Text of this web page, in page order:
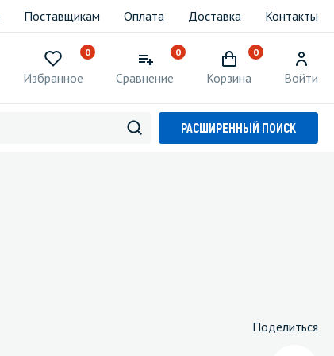
Поставщикам Оплата Доставка Контакты
0
Избранное
0
Сравнение
0
Корзина Войти
РАСШИРЕННЫЙ ПОИСК
Поделиться